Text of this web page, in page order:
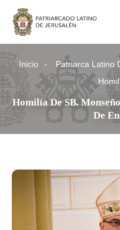
Inicio Patriarca Latino
Homilía De SB.
De